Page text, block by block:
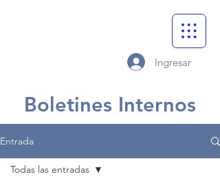
Ingresar
Boletines Internos
Entrada
Todas las entradas